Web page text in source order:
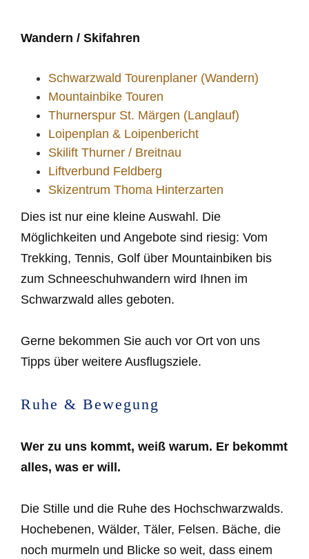
Wandern / Skifahren
Schwarzwald Tourenplaner (Wandern)
Mountainbike Touren
Thurnerspur St. Märgen (Langlauf)
Loipenplan & Loipenbericht
Skilift Thurner / Breitnau
Liftverbund Feldberg
Skizentrum Thoma Hinterzarten
Dies ist nur eine kleine Auswahl. Die
Möglichkeiten und Angebote sind riesig: Vom
Trekking, Tennis, Golf über Mountainbiken bis
zum Schneeschuhwandern wird Ihnen im
Schwarzwald alles geboten.
Gerne bekommen Sie auch vor Ort von uns
Tipps über weitere Ausflugsziele.
Ruhe & Bewegung
Wer zu uns kommt, weiß warum. Er bekommt
alles, was er will.
Die Stille und die Ruhe des Hochschwarzwalds.
Hochebenen, Wälder, Täler, Felsen. Bäche, die
noch murmeln und Blicke so weit, dass einem